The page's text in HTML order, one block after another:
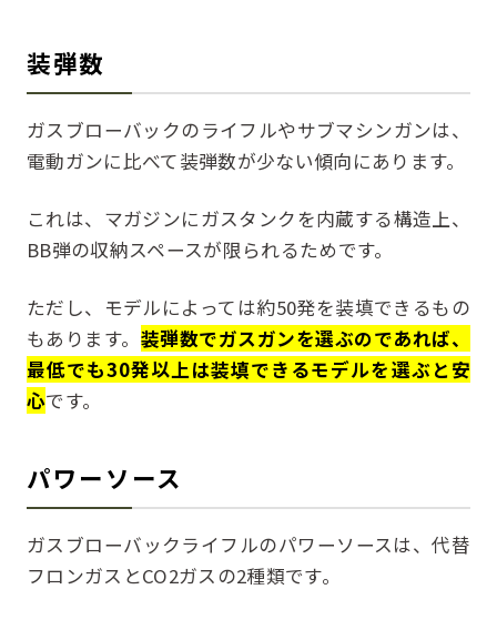
装弾数
ガスブローバックのライフルやサブマシンガンは、
電動ガンに比べて装弾数が少ない傾向にあります。
これは、マガジンにガスタンクを内蔵する構造上、
BB弾の収納スペースが限られるためです。
ただし、モデルによっては約50発を装填できるもの
もあります。 装弾数でガスガンを選ぶのであれば、
最低でも30発以上は装填できるモデルを選ぶと安
心です。
パワーソース
ガスブローバックライフルのパワーソースは、代替
フロンガスとCO2ガスの2種類です。